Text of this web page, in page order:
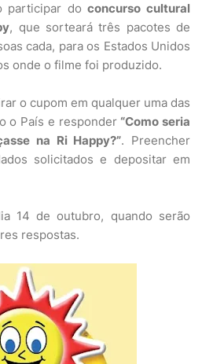
participar doconcurso cultural
, que sorteará três pacotes de
cada, para os Estados Unidos
onde o filme foi produzido.
o cupom em qualquer uma das
o País e responder “Como seria
na Ri Happy?”. Preencher
solicitados e depositar em
14 de outubro, quando serão
respostas.